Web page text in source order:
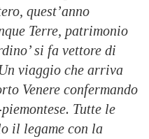
quest’anno
Terre, patrimonio
si fa vettore di
viaggio che arriva
Venere confermando
Tutte le
il legame con la